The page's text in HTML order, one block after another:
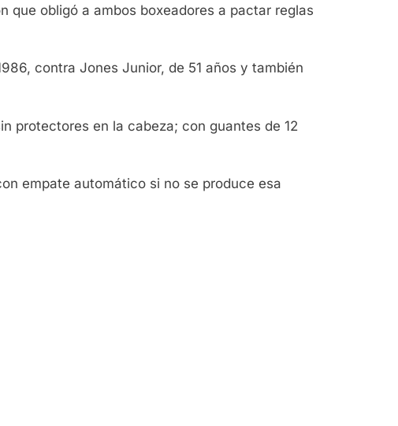
que obligó a ambos boxeadores a pactar reglas
contra Jones Junior, de 51 años y también
protectores en la cabeza; con guantes de 12
empate automático si no se produce esa